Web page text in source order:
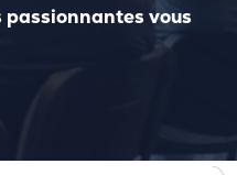
passionnantes vous